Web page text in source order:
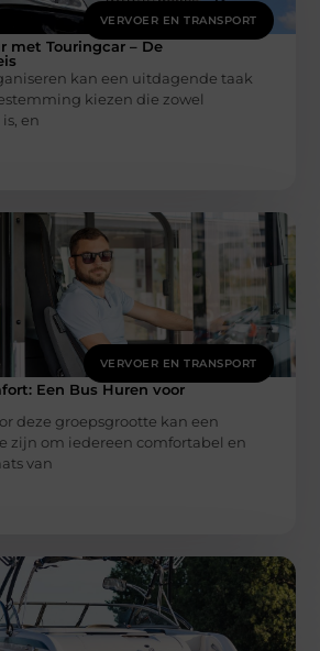
VERVOER EN TRANSPORT
met Touringcar – De
kan een uitdagende taak
kiezen die zowel
en
VERVOER EN TRANSPORT
Een Bus Huren voor
deze groepsgrootte kan een
zijn om iedereen comfortabel en
van